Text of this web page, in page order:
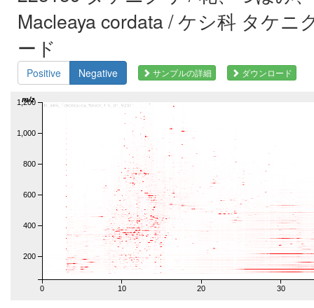
Macleaya cordata / ケシ科 タケニ
ード
Positive Negative サンプルの詳細 ダウンロード
0 10 20 30
200
400
600
800
1,000
1,200
m/z